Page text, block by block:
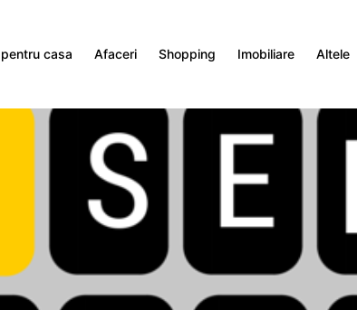
casa Afaceri Shopping Imobiliare Altele